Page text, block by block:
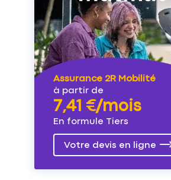
Assurance 2R Mobilité
à partir de
7,41 €/mois
En formule Tiers
Votre devis en ligne